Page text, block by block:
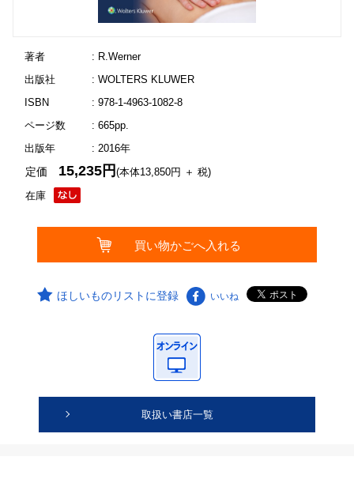
著者
: R.Werner
出版社
: WOLTERS KLUWER
ISBN
: 978-1-4963-1082-8
ページ数
: 665pp.
出版年
: 2016年
在庫
定価 15,235円(本体13,850円 ＋ 税)
ほしいものリストに登録 いいね
取扱い書店一覧